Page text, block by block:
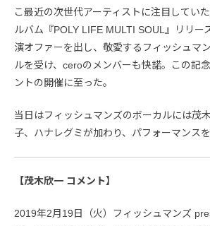
こ最近の次世代アーティストに注目してい
ルバム『POLY LIFE MULTI SOUL』リリー
演オファーを出し、敬愛するフィッシュマ
ルを受け、ceroのメンバーも快諾。この記
ントの開催に至った。
当日はフィッシュマンズのボーカルには茂
子、ハナレグミが加わり、パフォーマンス
【茂木欣一 コメント】
2019年2月19日（火）フィッシュマンズ